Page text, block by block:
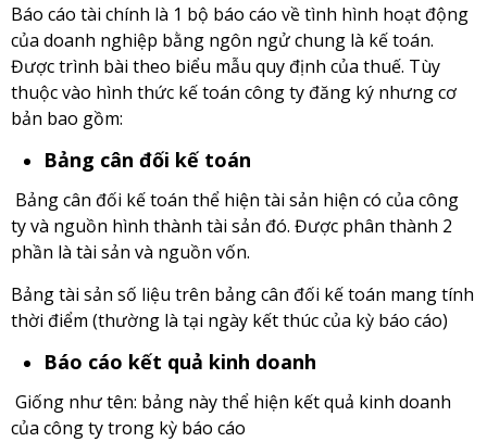
Báo cáo tài chính là 1 bộ báo cáo về tình hình hoạt động
của doanh nghiệp bằng ngôn ngử chung là kế toán.
Được trình bài theo biểu mẫu quy định của thuế. Tùy
thuộc vào hình thức kế toán công ty đăng ký nhưng cơ
bản bao gồm:
Bảng cân đối kế toán
Bảng cân đối kế toán thể hiện tài sản hiện có của công
ty và nguồn hình thành tài sản đó. Được phân thành 2
phần là tài sản và nguồn vốn.
Bảng tài sản số liệu trên bảng cân đối kế toán mang tính
thời điểm (thường là tại ngày kết thúc của kỳ báo cáo)
Báo cáo kết quả kinh doanh
Giống như tên: bảng này thể hiện kết quả kinh doanh
của công ty trong kỳ báo cáo